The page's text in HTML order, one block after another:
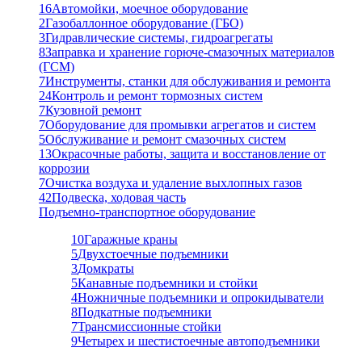
16Автомойки, моечное оборудование
2Газобаллонное оборудование (ГБО)
3Гидравлические системы, гидроагрегаты
8Заправка и хранение горюче-смазочных материалов
(ГСМ)
7Инструменты, станки для обслуживания и ремонта
24Контроль и ремонт тормозных систем
7Кузовной ремонт
7Оборудование для промывки агрегатов и систем
5Обслуживание и ремонт смазочных систем
13Окрасочные работы, защита и восстановление от
коррозии
7Очистка воздуха и удаление выхлопных газов
42Подвеска, ходовая часть
Подъемно-транспортное оборудование
10Гаражные краны
5Двухстоечные подъемники
3Домкраты
5Канавные подъемники и стойки
4Ножничные подъемники и опрокидыватели
8Подкатные подъемники
7Трансмиссионные стойки
9Четырех и шестистоечные автоподъемники